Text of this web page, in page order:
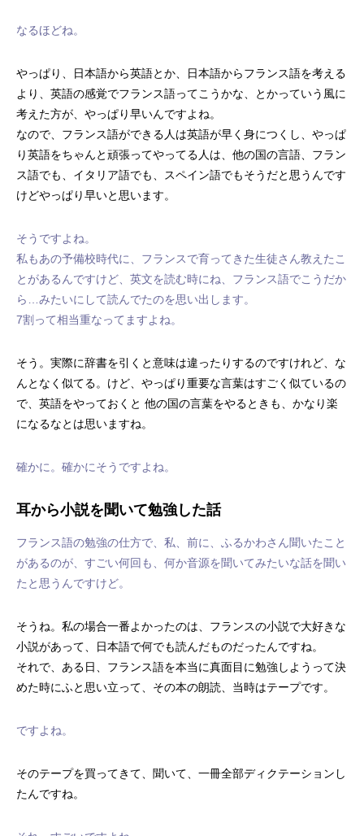
なるほどね。
やっぱり、日本語から英語とか、日本語からフランス語を考える
より、英語の感覚でフランス語ってこうかな、とかっていう風に
考えた方が、やっぱり早いんですよね。
なので、フランス語ができる人は英語が早く身につくし、やっぱ
り英語をちゃんと頑張ってやってる人は、他の国の言語、フラン
ス語でも、イタリア語でも、スペイン語でもそうだと思うんです
けどやっぱり早いと思います。
そうですよね。
私もあの予備校時代に、フランスで育ってきた生徒さん教えたこ
とがあるんですけど、英文を読む時にね、フランス語でこうだか
ら…みたいにして読んでたのを思い出します。
7割って相当重なってますよね。
そう。実際に辞書を引くと意味は違ったりするのですけれど、な
んとなく似てる。けど、やっぱり重要な言葉はすごく似ているの
で、英語をやっておくと 他の国の言葉をやるときも、かなり楽
になるなとは思いますね。
確かに。確かにそうですよね。
耳から小説を聞いて勉強した話
フランス語の勉強の仕方で、私、前に、ふるかわさん聞いたこと
があるのが、すごい何回も、何か音源を聞いてみたいな話を聞い
たと思うんですけど。
そうね。私の場合一番よかったのは、フランスの小説で大好きな
小説があって、日本語で何でも読んだものだったんですね。
それで、ある日、フランス語を本当に真面目に勉強しようって決
めた時にふと思い立って、その本の朗読、当時はテープです。
ですよね。
そのテープを買ってきて、聞いて、一冊全部ディクテーションし
たんですね。